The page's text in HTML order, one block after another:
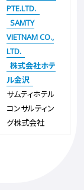
PTE.LTD.
SAMTY
VIETNAM CO.,
LTD.
株式会社ホテ
ル金沢
サムティホテル
コンサルティン
グ株式会社